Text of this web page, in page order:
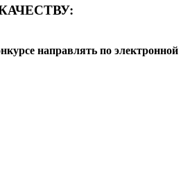
направлять по электронной